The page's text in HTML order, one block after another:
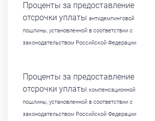
Проценты за предоставление
отсрочки уплаты антидемпинговой
пошлины, установленной в соответствии с
законодательством Российской Федерации
Проценты за предоставление
отсрочки уплаты компенсационной
пошлины, установленной в соответствии с
законодательством Российской Федерации